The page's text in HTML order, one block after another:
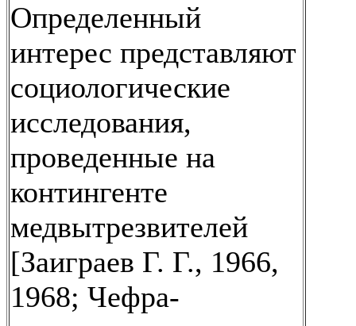
Определенный
интерес представляют
социологические
исследования,
проведенные на
контингенте
медвытрезвителей
[Заиграев Г. Г., 1966,
1968; Чефра-